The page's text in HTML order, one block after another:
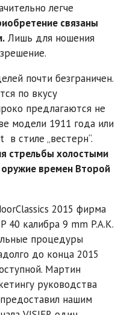
легче
связаны
Лишь для ношения
почти безграничен.
по вкусу
предлагаются не
модели 1911 года или
стиле „вестерн“.
стрельбы холостыми
времен Второй
2015 фирма
40 калибра 9 mm P.A.K.
процедуры
до конца 2015
Мартин
руководства
нашим